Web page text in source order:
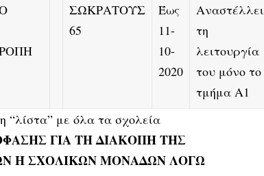
ΣΩΚΡΑΤΟΥΣ
65
Έως
11-
10-
2020
Αναστέλλει
τη
λειτουργία
του μόνο το
τμήμα Α1
“λίστα” με όλα τα σχολεία
ΓΙΑ ΤΗ ΔΙΑΚΟΠΗ ΤΗΣ
Ή ΣΧΟΛΙΚΩΝ ΜΟΝΑΔΩΝ ΛΟΓΩ